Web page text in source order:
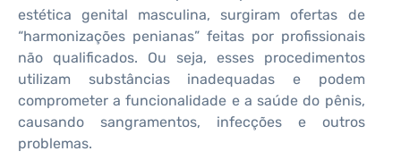
estética genital masculina, surgiram ofertas de
“harmonizações penianas” feitas por profissionais
não qualificados. Ou seja, esses procedimentos
utilizam substâncias inadequadas e podem
comprometer a funcionalidade e a saúde do pênis,
causando sangramentos, infecções e outros
problemas.